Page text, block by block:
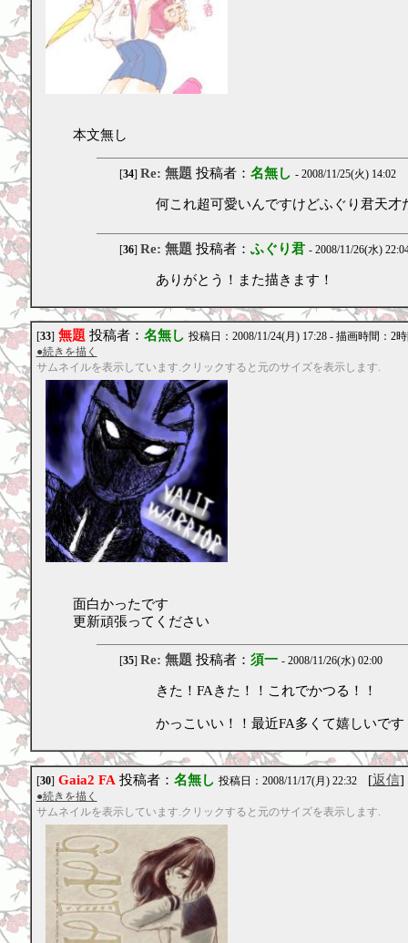
本文無し
[34] Re: 無題 投稿者： 名無し - 2008/11/25(火) 14:02
何これ超可愛いんですけどふぐり君天才
[36] Re: 無題 投稿者： ふぐり君 - 2008/11/26(水)
ありがとう！また描きます！
[33] 無題 投稿者： 名無し 投稿日：2008/11/24(月) 17:28 - 描画時間：2
●続きを描く
サムネイルを表示しています.クリックすると元のサイズを表示します.
面白かったです
更新頑張ってください
[35] Re: 無題 投稿者： 須一 - 2008/11/26(水) 02:00
きた！FAきた！！これでかつる！！
かっこいい！！最近FA多くて嬉しいで
[30] Gaia2 FA 投稿者： 名無し 投稿日：2008/11/17(月) 22:32[返信]
●続きを描く
サムネイルを表示しています.クリックすると元のサイズを表示します.